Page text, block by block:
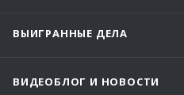
ВЫИГРАННЫЕ ДЕЛА
ВИДЕОБЛОГ И НОВОСТИ